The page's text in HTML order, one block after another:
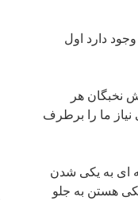
دارد اول
نخبگان هر
ما را برطرف
ای به یکی شدن
هستن به جلو